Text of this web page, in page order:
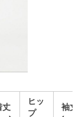
丈
ヒッ
プ
袖丈